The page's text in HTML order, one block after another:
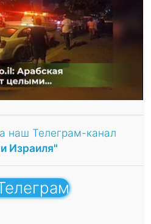
наш Телеграм-канал
Израиля"